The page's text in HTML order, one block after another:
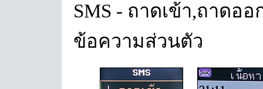
SMS - ถาดเข้า,ถาดอ
ข้อความส่วนตัว